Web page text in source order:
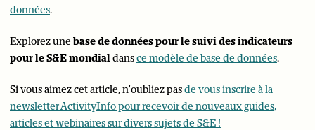
données.
Explorez une base de données pour le suivi des indicateurs
pour le S&E mondialdansce modèle de base de données.
Si vous aimez cet article, n'oubliez pasde vous inscrire à la
newsletter ActivityInfo pour recevoir de nouveaux guides,
articles et webinaires sur divers sujets de S&E !